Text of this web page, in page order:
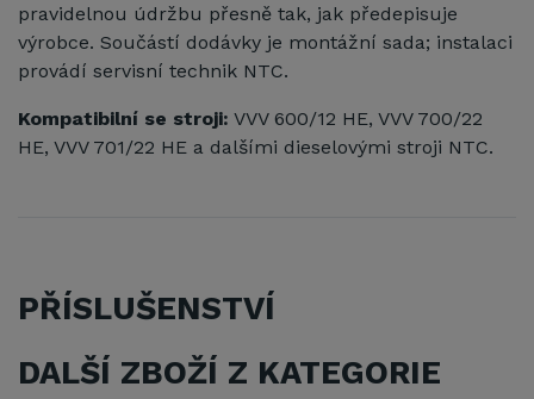
pravidelnou údržbu přesně tak, jak předepisuje
výrobce. Součástí dodávky je montážní sada; instalaci
provádí servisní technik NTC.
Kompatibilní se stroji: VVV 600/12 HE, VVV 700/22
HE, VVV 701/22 HE a dalšími dieselovými stroji NTC.
PŘÍSLUŠENSTVÍ
DALŠÍ ZBOŽÍ Z KATEGORIE